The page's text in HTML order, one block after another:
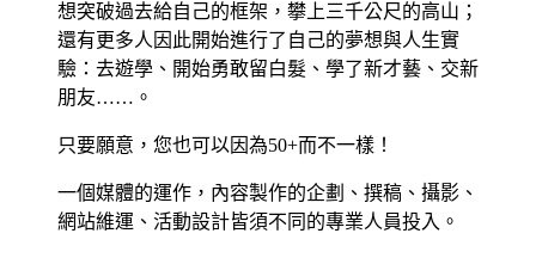
想突破過去給自己的框架，攀上三千公尺的高山；
還有更多人因此開始進行了自己的夢想與人生實
驗：去遊學、開始勇敢留白髮、學了新才藝、交新
朋友……。
只要願意，您也可以因為50+而不一樣！
一個媒體的運作，內容製作的企劃、撰稿、攝影、
網站維運、活動設計皆須不同的專業人員投入。